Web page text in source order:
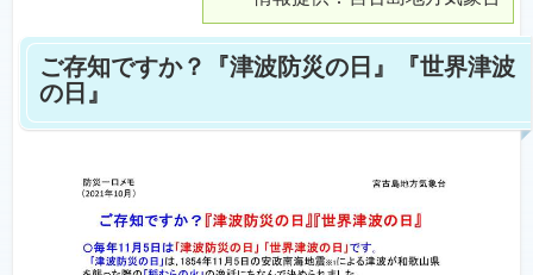
ご存知ですか？『津波防災の日』『世界津波
の日』